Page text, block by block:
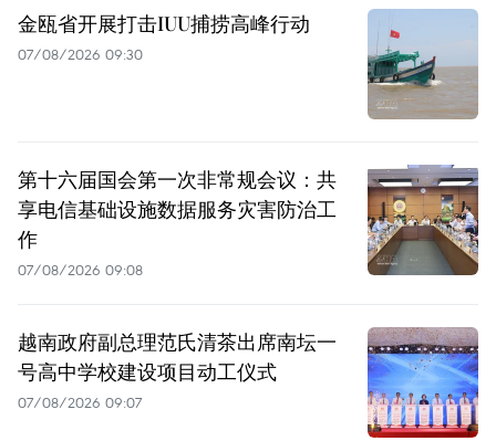
金瓯省开展打击IUU捕捞高峰行动
07/08/2026 09:30
第十六届国会第一次非常规会议：共
享电信基础设施数据服务灾害防治工
作
07/08/2026 09:08
越南政府副总理范氏清茶出席南坛一
号高中学校建设项目动工仪式
07/08/2026 09:07